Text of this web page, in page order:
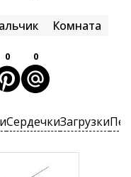
Комната
0 0
СердечкиЗагрузки